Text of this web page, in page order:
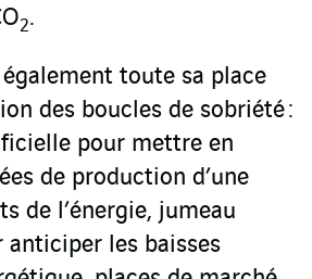
2.
toute sa place
des boucles de sobriété :
pour mettre en
de production d’une
de l’énergie, jumeau
anticiper les baisses